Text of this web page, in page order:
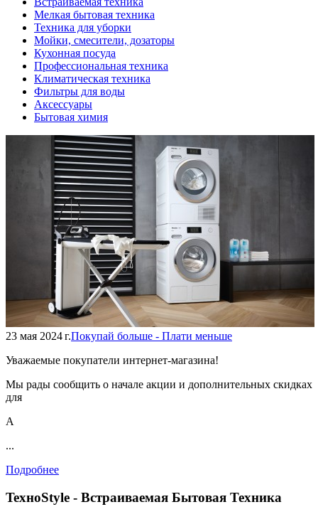
Мелкая бытовая техника
Техника для уборки
Мойки, смесители, дозаторы
Кухонная посуда
Профессиональная техника
Климатическая техника
Фильтры для воды
Аксессуары
Бытовая химия
23 мая 2024 г.Покупай больше - Плати меньше
Уважаемые покупатели интернет-магазина!
Мы рады сообщить о начале акции и дополнительных скидках
для
А
...
Подробнее
TexноStyle - Встраиваемая Бытовая Техника